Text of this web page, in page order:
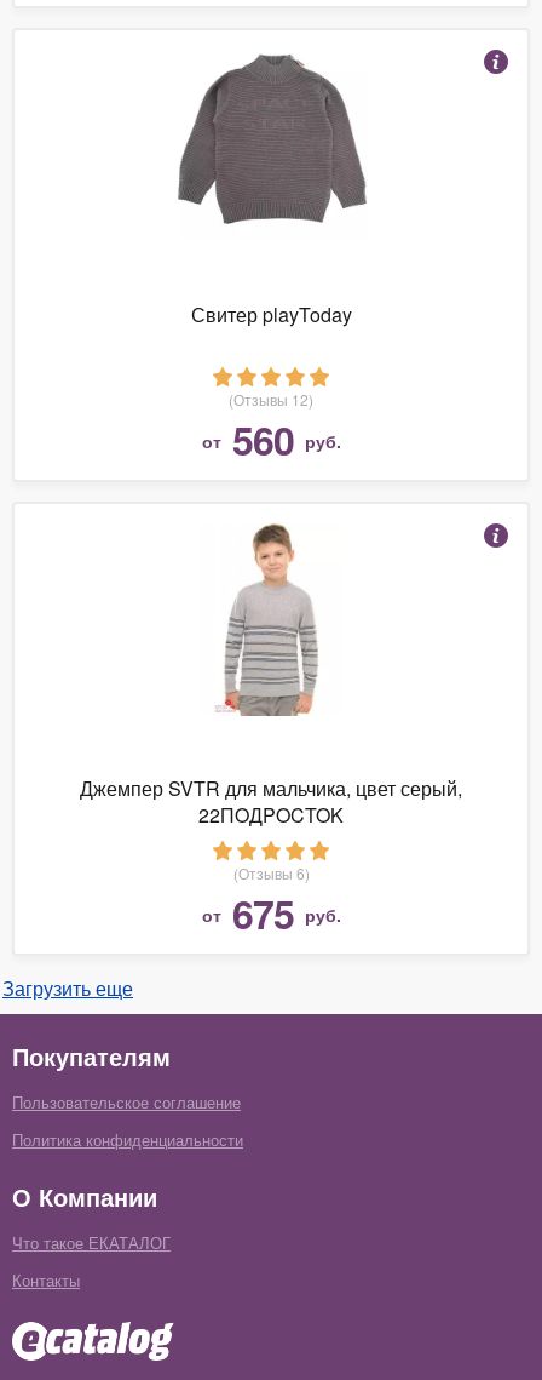
Свитер playToday
(Отзывы 12)
от 560 руб.
Джемпер SVTR для мальчика, цвет серый,
22ПOДPOCTOK
(Отзывы 6)
от 675 руб.
Загрузить еще
Покупателям
Пользовательское соглашение
Политика конфиденциальности
О Компании
Что такое ЕКАТАЛОГ
Контакты